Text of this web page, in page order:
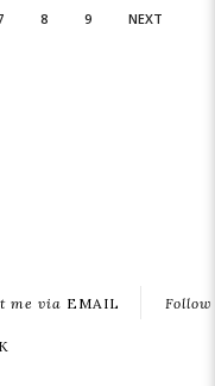
8 9 NEXT
me via EMAIL Follow